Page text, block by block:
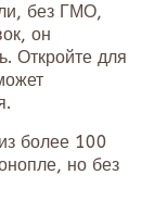
без ГМО,
он
Откройте для
более 100
но без